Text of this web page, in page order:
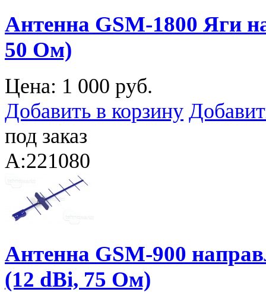
Антенна GSM-1800 Яги
50 Ом)
Цена: 1 000 руб.
Добавить в корзину
под заказ
A:221080
Антенна GSM-900
(12 dBi, 75 Ом)